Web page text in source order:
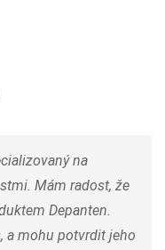
na
Mám radost, že
Depanten.
a mohu potvrdit jeho